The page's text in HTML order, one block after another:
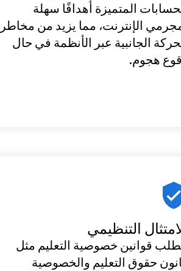
المتميزة أهدافًا سهلة
الإنترنت، مما يزيد من مخاطر
الجانبية عبر الأنظمة في حال
هجوم.
التنظيمي
قوانين خصوصية التعليم مثل
حقوق التعليم والخصوصية